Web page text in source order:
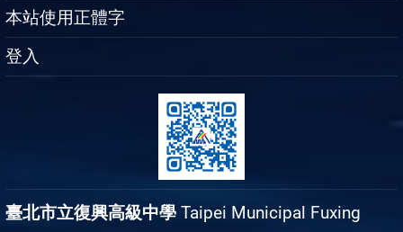
本站使用正體字
登入
臺北市立復興高級中學 Taipei Municipal Fuxing